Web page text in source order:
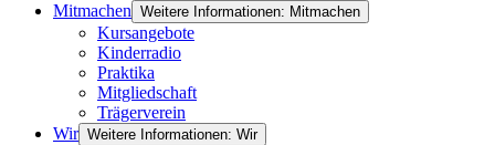
Mitmachen Weitere Informationen: Mitmachen
Kursangebote
Kinderradio
Praktika
Mitgliedschaft
Trägerverein
Wir Weitere Informationen: Wir